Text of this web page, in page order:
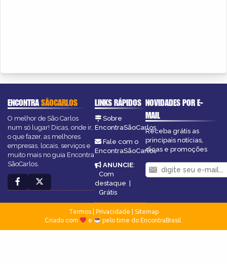
ENCONTRASÃOCARLOS
O melhor de São Carlos
num só lugar! Dicas, onde ir,
o que fazer, as melhores
empresas, locais, serviços e
muito mais no guia Encontra
SãoCarlos.
LINKS RÁPIDOS
Sobre
EncontraSãoCarlos
Fale com o
EncontraSãoCarlos
ANUNCIE:
Com
destaque
Grátis
NOVIDADES POR E-
MAIL
Receba grátis as
principais notícias,
dicas e promoções
Termos| Privacidade
Sitemap
Criado com
e pelo time do EncontraBrasil